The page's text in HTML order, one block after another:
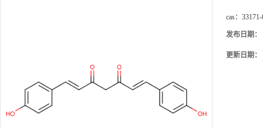
cas：
发布日期：
更新日期：